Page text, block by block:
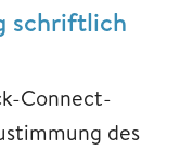
schriftlich
Connect-
des